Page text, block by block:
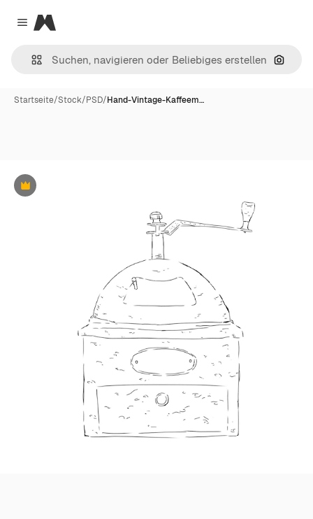
Close menu
Magnific
Nach
Startseite/Stock/PSD/Hand-Vintage-Kaffeem…
Premium